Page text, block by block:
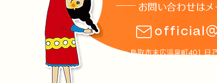
土曜夜市2026ありがとうご
ざいました!
のお知らせ
お問い合わせは
鳥取市末広温泉町401 日